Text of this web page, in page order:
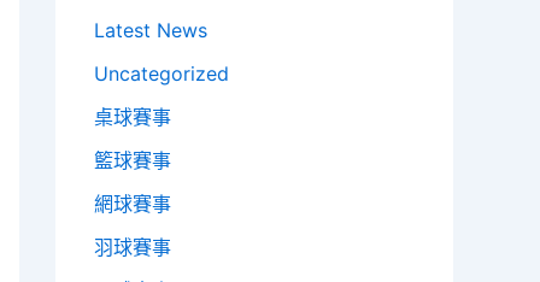
Latest News
Uncategorized
桌球賽事
籃球賽事
網球賽事
羽球賽事